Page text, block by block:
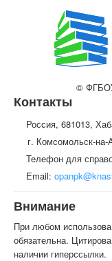
©
Контакты
Россия, 681013,
г. Комсомольск-на-
Телефон для
Email:
Внимание
При любом
обязательна.
наличии гиперссылки.